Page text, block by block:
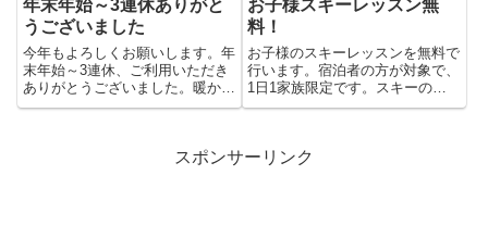
年末年始～3連休ありがと
うございました
今年もよろしくお願いします。年
末年始～3連休、ご利用いただき
ありがとうございました。暖かい
日が多く、雪が積もった～とい
お子様スキーレッスン無
料！
お子様のスキーレッスンを無料で
行います。宿泊者の方が対象で、
1日1家族限定です。スキーの指
導員が、お子様をお預かりしま
スポンサーリンク